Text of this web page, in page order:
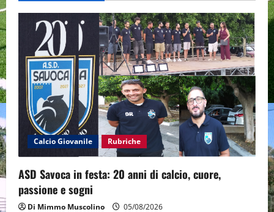
i
a
n
Calcio Giovanile Rubriche
ASD Savoca in festa: 20 anni di calcio, cuore,
passione e sogni
Di Mimmo Muscolino 05/08/2026